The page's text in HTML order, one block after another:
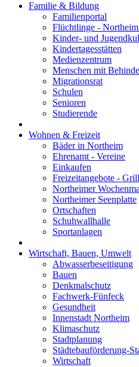
Familie & Bildung
Familienportal
Flüchtlinge -
Kinder- und
Kindertagesstätten
Medienzentrum
Menschen mit
Migrationsrat
Schulen
Senioren
Studierende
Wohnen & Freizeit
Bäder in Northeim
Ehrenamt - Vereine
Einkaufen
Freizeitangebote -
Northeimer
Northeimer Seenplatte
Ortschaften
Schuhwallhalle
Sportanlagen
Wirtschaft, Bauen, Umwelt
Abwasserbeseitigung
Bauen
Denkmalschutz
Fachwerk-Fünfeck
Gesundheit
Innenstadt Northeim
Klimaschutz
Stadtplanung
Städtebauförderung-
Wirtschaft